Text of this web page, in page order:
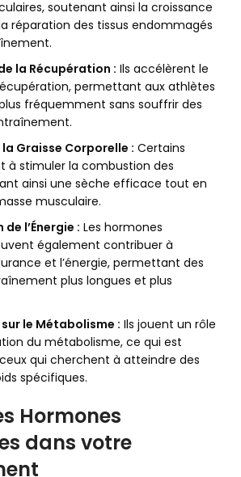
soutenant ainsi la croissance
réparation des tissus endommagés
la Récupération : Ils accélèrent le
permettant aux athlètes
fréquemment sans souffrir des
Graisse Corporelle : Certains
à stimuler la combustion des
ainsi une sèche efficace tout en
musculaire.
l’Énergie : Les hormones
également contribuer à
et l’énergie, permettant des
plus longues et plus
le Métabolisme : Ils jouent un rôle
du métabolisme, ce qui est
qui cherchent à atteindre des
spécifiques.
Hormones
dans votre